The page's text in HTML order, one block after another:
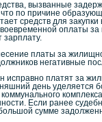
вызванные
по причине
средств для
оплаты
платы за
негативные
исправно платят за
день уделяется
Если ранее
сумме